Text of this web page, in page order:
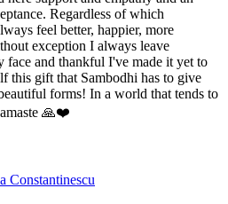
Regardless of which
feel better, happier, more
exception I always leave
face and thankful I've made it yet to
this gift that Sambodhi has to give
forms! In a world that tends to
🙏❤️
Constantinescu